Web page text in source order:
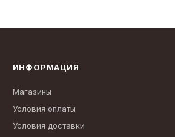
ИНФОРМАЦИЯ
Магазины
Условия оплаты
Условия доставки